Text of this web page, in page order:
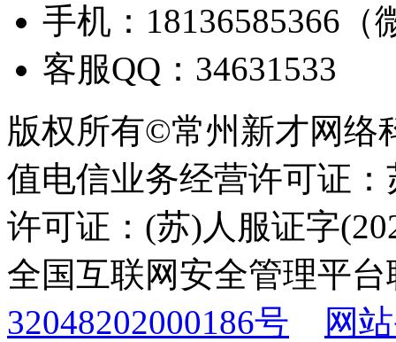
手机：18136585366（
客服QQ：34631533
版权所有©常州新才网络
值电信业务经营许可证
许可证：(苏)人服证字
全国互联网安全管理平
32048202000186号
网